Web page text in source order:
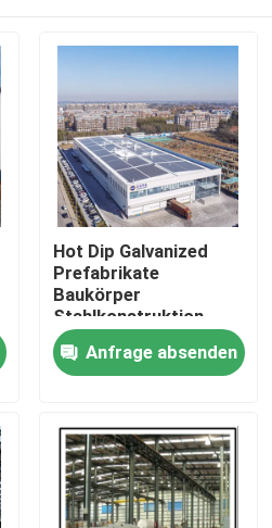
Hot Dip Galvanized
Prefabrikate
Baukörper
Stahlkonstruktion
Lagerhäuser
Anfrage absenden